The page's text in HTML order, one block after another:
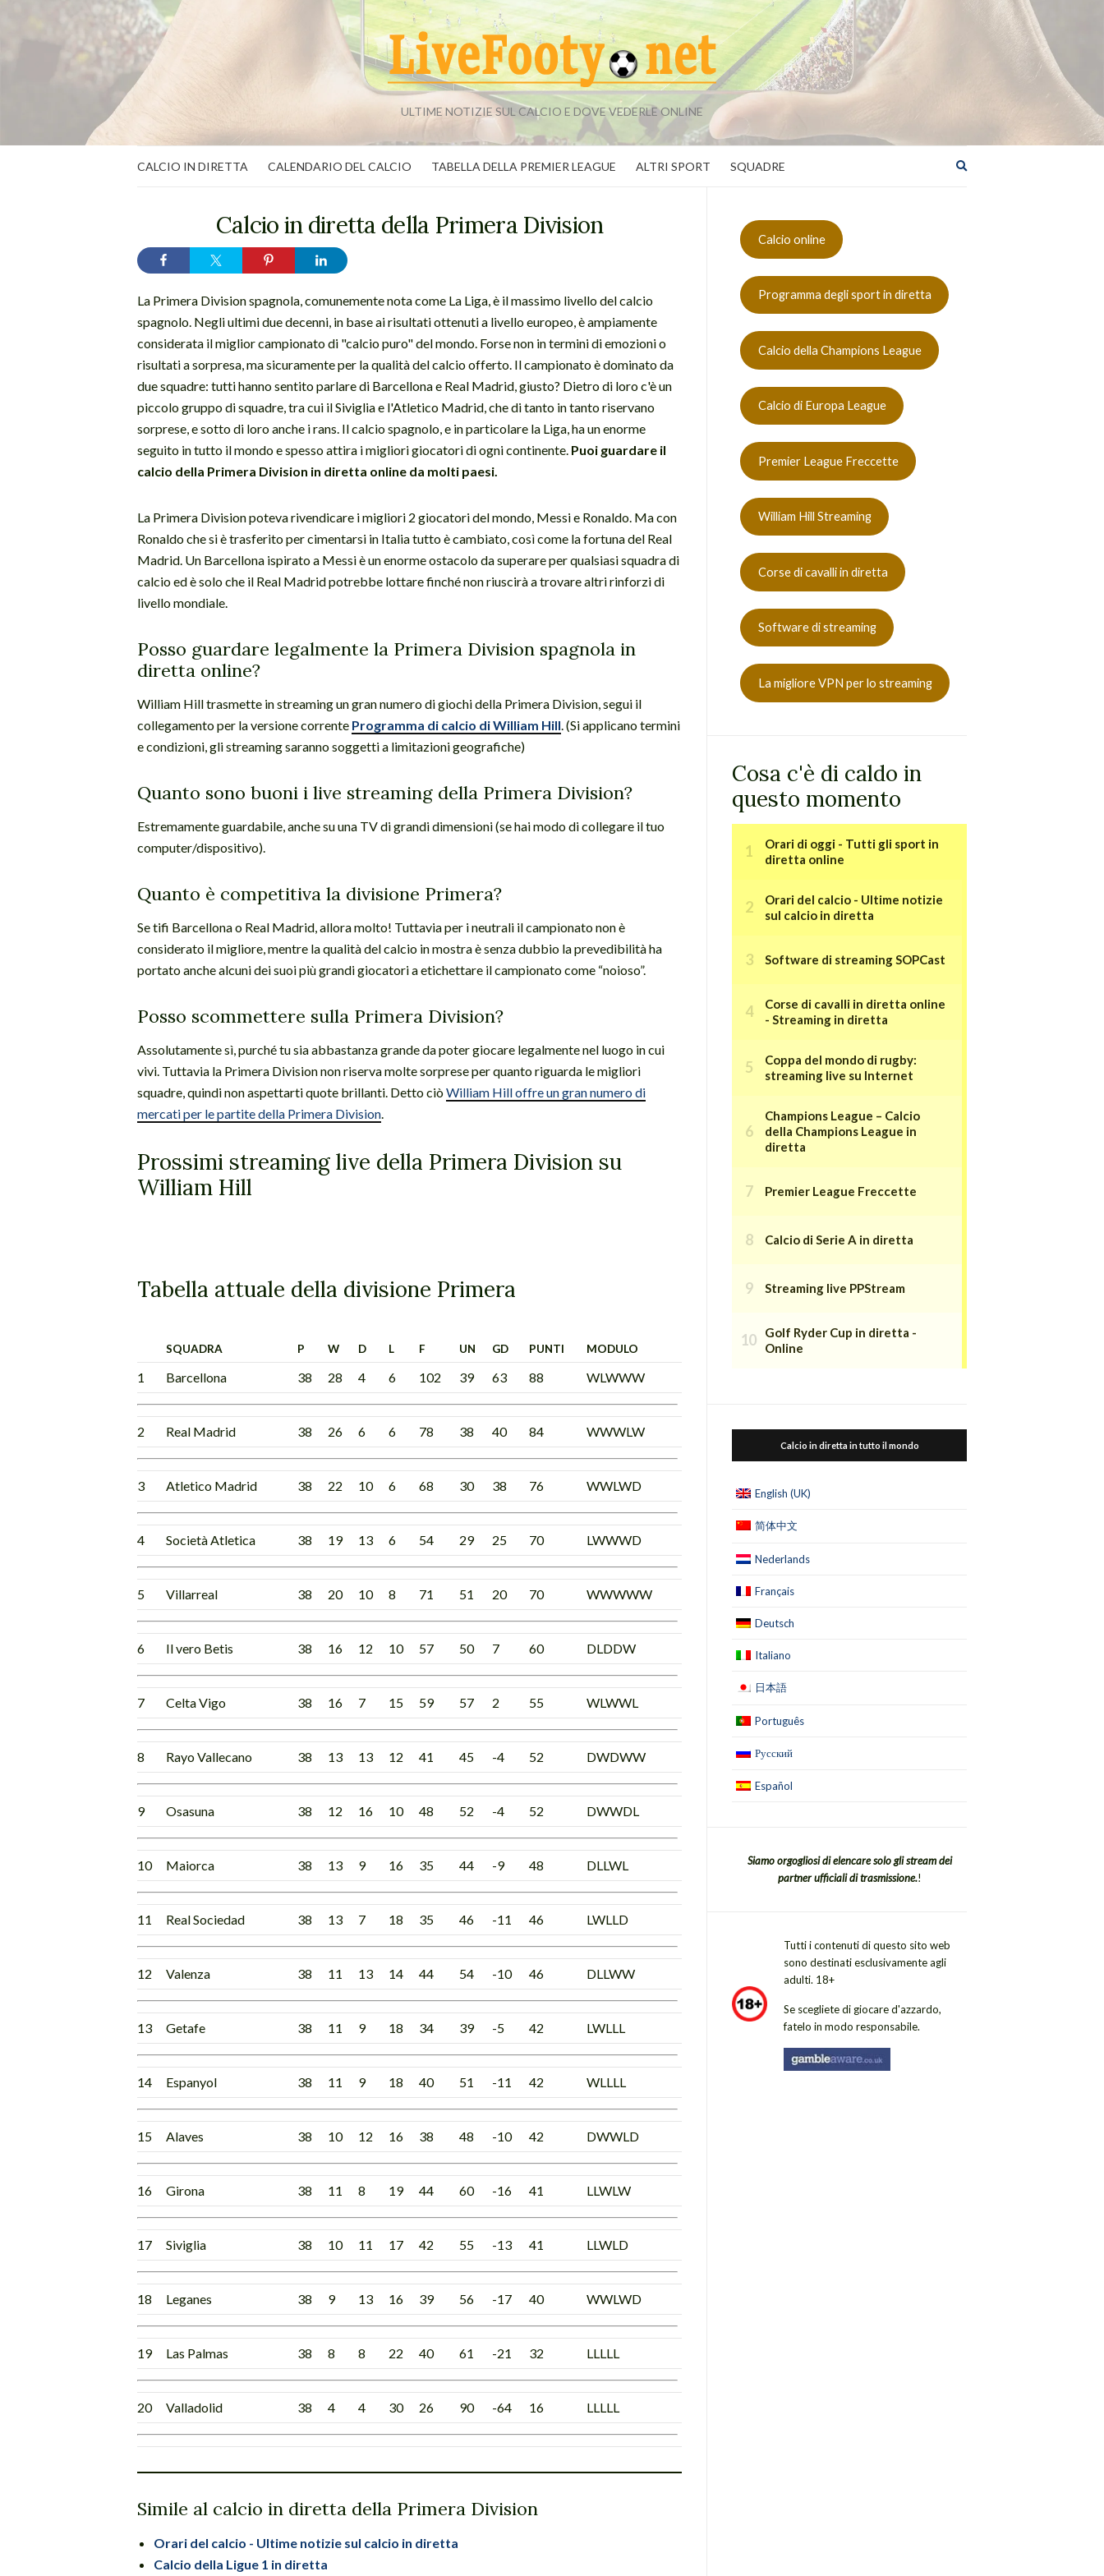
ULTIME NOTIZIE SUL CALCIO E DOVE VEDERLE ONLINE
CALCIO IN DIRETTA CALENDARIO DEL CALCIO TABELLA DELLA PREMIER LEAGUE ALTRI SPORT SQUADRE
Calcio in diretta della Primera Division
La Primera Division spagnola, comunemente nota come La Liga, è il massimo livello del calcio
spagnolo. Negli ultimi due decenni, in base ai risultati ottenuti a livello europeo, è ampiamente
considerata il miglior campionato di "calcio puro" del mondo. Forse non in termini di emozioni o
risultati a sorpresa, ma sicuramente per la qualità del calcio offerto. Il campionato è dominato da
due squadre: tutti hanno sentito parlare di Barcellona e Real Madrid, giusto? Dietro di loro c'è un
piccolo gruppo di squadre, tra cui il Siviglia e l'Atletico Madrid, che di tanto in tanto riservano
sorprese, e sotto di loro anche i rans. Il calcio spagnolo, e in particolare la Liga, ha un enorme
seguito in tutto il mondo e spesso attira i migliori giocatori di ogni continente. Puoi guardare il
calcio della Primera Division in diretta online da molti paesi.
La Primera Division poteva rivendicare i migliori 2 giocatori del mondo, Messi e Ronaldo. Ma con
Ronaldo che si è trasferito per cimentarsi in Italia tutto è cambiato, così come la fortuna del Real
Madrid. Un Barcellona ispirato a Messi è un enorme ostacolo da superare per qualsiasi squadra di
calcio ed è solo che il Real Madrid potrebbe lottare finché non riuscirà a trovare altri rinforzi di
livello mondiale.
Posso guardare legalmente la Primera Division spagnola in
diretta online?
William Hill trasmette in streaming un gran numero di giochi della Primera Division, segui il
collegamento per la versione corrente Programma di calcio di William Hill. (Si applicano termini
e condizioni, gli streaming saranno soggetti a limitazioni geografiche)
Quanto sono buoni i live streaming della Primera Division?
Estremamente guardabile, anche su una TV di grandi dimensioni (se hai modo di collegare il tuo
computer/dispositivo).
Quanto è competitiva la divisione Primera?
Se tifi Barcellona o Real Madrid, allora molto! Tuttavia per i neutrali il campionato non è
considerato il migliore, mentre la qualità del calcio in mostra è senza dubbio la prevedibilità ha
portato anche alcuni dei suoi più grandi giocatori a etichettare il campionato come “noioso”.
Posso scommettere sulla Primera Division?
Assolutamente sì, purché tu sia abbastanza grande da poter giocare legalmente nel luogo in cui
vivi. Tuttavia la Primera Division non riserva molte sorprese per quanto riguarda le migliori
squadre, quindi non aspettarti quote brillanti. Detto ciòWilliam Hill offre un gran numero di
mercati per le partite della Primera Division.
Prossimi streaming live della Primera Division su
William Hill
Tabella attuale della divisione Primera
SQUADRA P W D L F UN GD PUNTI MODULO
1 Barcellona 38 28 4 6 102 39 63 88 WLWWW
2 Real Madrid 38 26 6 6 78 38 40 84 WWWLW
3 Atletico Madrid 38 22 10 6 68 30 38 76 WWLWD
4 Società Atletica 38 19 13 6 54 29 25 70 LWWWD
5 Villarreal 38 20 10 8 71 51 20 70 WWWWW
6 Il vero Betis 38 16 12 10 57 50 7 60 DLDDW
7 Celta Vigo 38 16 7 15 59 57 2 55 WLWWL
8 Rayo Vallecano 38 13 13 12 41 45 -4 52 DWDWW
9 Osasuna 38 12 16 10 48 52 -4 52 DWWDL
10 Maiorca 38 13 9 16 35 44 -9 48 DLLWL
11 Real Sociedad 38 13 7 18 35 46 -11 46 LWLLD
12 Valenza 38 11 13 14 44 54 -10 46 DLLWW
13 Getafe 38 11 9 18 34 39 -5 42 LWLLL
14 Espanyol 38 11 9 18 40 51 -11 42 WLLLL
15 Alaves 38 10 12 16 38 48 -10 42 DWWLD
16 Girona 38 11 8 19 44 60 -16 41 LLWLW
17 Siviglia 38 10 11 17 42 55 -13 41 LLWLD
18 Leganes 38 9 13 16 39 56 -17 40 WWLWD
19 Las Palmas 38 8 8 22 40 61 -21 32 LLLLL
20 Valladolid 38 4 4 30 26 90 -64 16 LLLLL
Simile al calcio in diretta della Primera Division
Orari del calcio - Ultime notizie sul calcio in diretta
Calcio della Ligue 1 in diretta
Calcio online
Programma degli sport in diretta
Calcio della Champions League
Calcio di Europa League
Premier League Freccette
William Hill Streaming
Corse di cavalli in diretta
Software di streaming
La migliore VPN per lo streaming
Cosa c'è di caldo in
questo momento
Orari di oggi - Tutti gli sport in
diretta online
Orari del calcio - Ultime notizie
sul calcio in diretta
Software di streaming SOPCast
Corse di cavalli in diretta online
- Streaming in diretta
Coppa del mondo di rugby:
streaming live su Internet
Champions League – Calcio
della Champions League in
diretta
Premier League Freccette
Calcio di Serie A in diretta
Streaming live PPStream
Golf Ryder Cup in diretta -
Online
Calcio in diretta in tutto il mondo
English (UK)
简体中文
Nederlands
Français
Deutsch
Italiano
日本語
Português
Русский
Español
Siamo orgogliosi di elencare solo gli stream dei
partner ufficiali di trasmissione.!
Tutti i contenuti di questo sito web
sono destinati esclusivamente agli
adulti. 18+
Se scegliete di giocare d'azzardo,
fatelo in modo responsabile.